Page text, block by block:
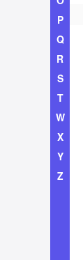
P
Q
R
S
T
W
X
Y
Z